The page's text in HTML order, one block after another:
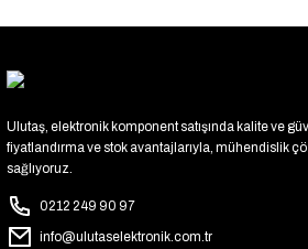
Ulutaş, elektronik komponent satışında kalite ve
fiyatlandırma ve stok avantajlarıyla, mühendislik
sağlıyoruz.
0212 249 90 97
info@ulutaselektronik.com.tr